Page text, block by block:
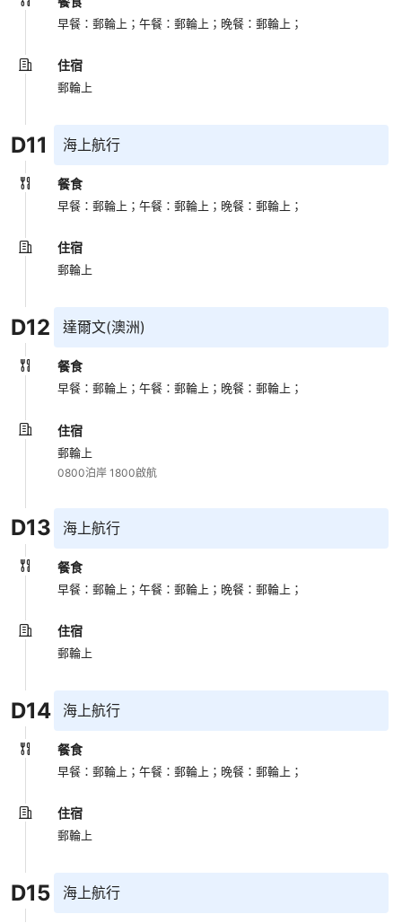
早餐：郵輪上；午餐：郵輪上； 晚餐：郵輪上；
住宿
郵輪上
D11 海上航行
餐食
早餐：郵輪上；午餐：郵輪上； 晚餐：郵輪上；
住宿
郵輪上
D12 達爾文(澳洲)
餐食
早餐：郵輪上；午餐：郵輪上； 晚餐：郵輪上；
住宿
郵輪上
0800泊岸 1800啟航
D13 海上航行
餐食
早餐：郵輪上；午餐：郵輪上； 晚餐：郵輪上；
住宿
郵輪上
D14 海上航行
餐食
早餐：郵輪上；午餐：郵輪上； 晚餐：郵輪上；
住宿
郵輪上
D15 海上航行